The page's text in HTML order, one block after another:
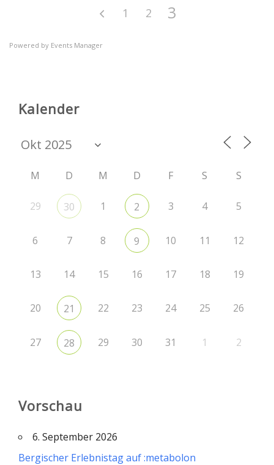
1 2 3
Powered by Events Manager
Kalender
M D M D F S S
29 30 1 2 3 4 5
6 7 8 9 10 11 12
13 14 15 16 17 18 19
20 21 22 23 24 25 26
27 28 29 30 31 1 2
Vorschau
6. September 2026
Bergischer Erlebnistag auf :metabolon